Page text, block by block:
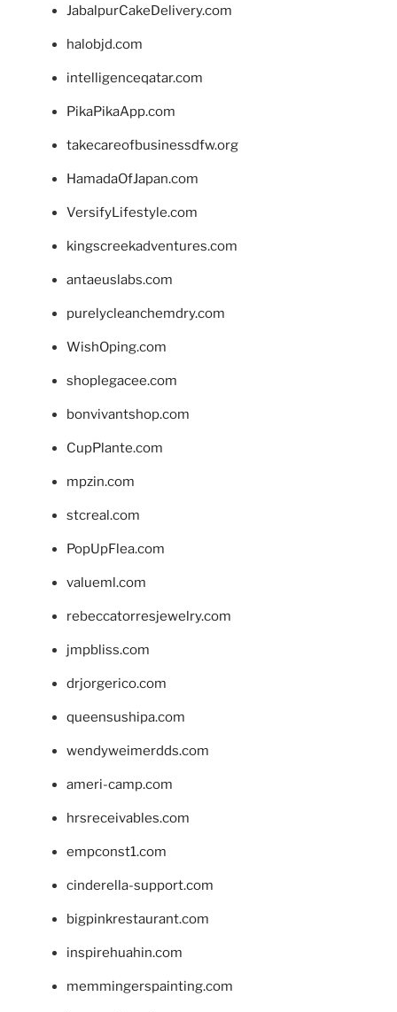
JabalpurCakeDelivery.com
halobjd.com
intelligenceqatar.com
PikaPikaApp.com
takecareofbusinessdfw.org
HamadaOfJapan.com
VersifyLifestyle.com
kingscreekadventures.com
antaeuslabs.com
purelycleanchemdry.com
WishOping.com
shoplegacee.com
bonvivantshop.com
CupPlante.com
mpzin.com
stcreal.com
PopUpFlea.com
valueml.com
rebeccatorresjewelry.com
jmpbliss.com
drjorgerico.com
queensushipa.com
wendyweimerdds.com
ameri-camp.com
hrsreceivables.com
empconst1.com
cinderella-support.com
bigpinkrestaurant.com
inspirehuahin.com
memmingerspainting.com